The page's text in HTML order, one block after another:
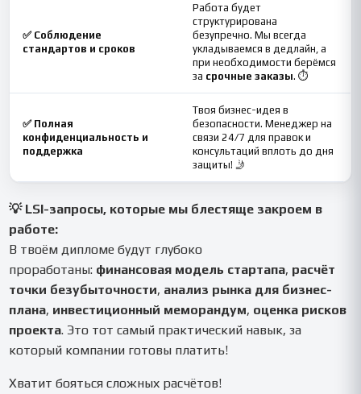
✅ Соблюдение
стандартов и сроков
Работа будет
структурирована
безупречно. Мы всегда
укладываемся в дедлайн, а
при необходимости берёмся
за срочные заказы. ⏱️
✅ Полная
конфиденциальность и
поддержка
Твоя бизнес-идея в
безопасности. Менеджер на
связи 24/7 для правок и
консультаций вплоть до дня
защиты! 🤳
💡 LSI-запросы, которые мы блестяще закроем в
работе:
В твоём дипломе будут глубоко
проработаны: финансовая модель стартапа, расчёт
точки безубыточности, анализ рынка для бизнес-
плана, инвестиционный меморандум, оценка рисков
проекта. Это тот самый практический навык, за
который компании готовы платить!
Хватит бояться сложных расчётов!